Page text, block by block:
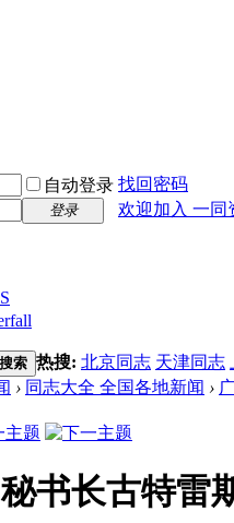
自动登录 找回密码
登录
欢迎加入 一同
搜索 热搜: 北京同志 天津同志
› 同志大全 全国各地新闻 ›
书长古特雷